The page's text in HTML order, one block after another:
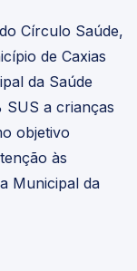
Círculo Saúde,
de Caxias
da Saúde
SUS a crianças
objetivo
às
Municipal da